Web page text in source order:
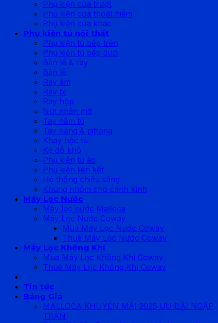
Phụ kiện cửa trượt
Phụ kiện cửa thoát hiểm
Phụ kiện cửa khác
Phụ kiện tủ nội thất
Phụ kiện tủ bếp trên
Phụ kiện tủ bếp dưới
Bản lề & ray
Bản lề
Ray âm
Ray bi
Ray hộp
Nút nhấn mở
Tay nắm tủ
Tay nâng & pittong
Khay hộc tủ
Kệ đồ khô
Phụ kiện tủ áo
Phụ kiện liên kết
Hệ thống chiếu sáng
Khung nhôm cho cánh kính
Máy Lọc Nước
Máy lọc nước Malloca
Máy Lọc Nước Coway
Mua Máy Lọc Nước Coway
Thuê Máy Lọc Nước Coway
Máy Lọc Không Khí
Mua Máy Lọc Không Khí Coway
Thuê Máy Lọc Không Khí Coway
Tin tức
Bảng Giá
MALLOCA KHUYẾN MÃI 2025 ƯU ĐÃI NGẬP
TRÀN